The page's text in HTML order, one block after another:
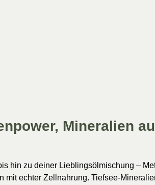
Mineralien
hin zu deiner Lieblingsölmischung –
echter Zellnahrung. Tiefsee-